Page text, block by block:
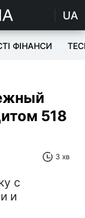
UA
ФІНАНСИ
518
3 хв
с
и